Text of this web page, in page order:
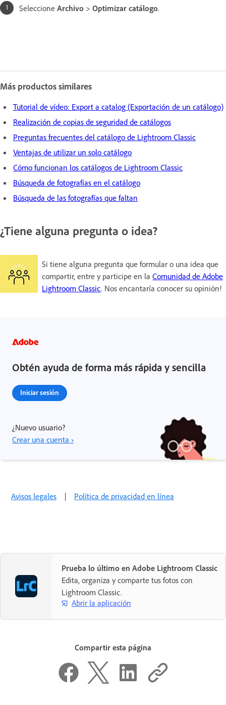
Seleccione Archivo > Optimizar catálogo.
Más productos similares
Tutorial de vídeo: Export a catalog (Exportación de un catálogo)
Realización de copias de seguridad de catálogos
Preguntas frecuentes del catálogo de Lightroom Classic
Ventajas de utilizar un solo catálogo
Cómo funcionan los catálogos de Lightroom Classic
Búsqueda de fotografías en el catálogo
Búsqueda de las fotografías que faltan
¿Tiene alguna pregunta o idea?
Si tiene alguna pregunta que formular o una idea que
compartir, entre y participe en la Comunidad de Adobe
Lightroom Classic. Nos encantaría conocer su opinión!
Obtén ayuda de forma más rápida y sencilla
Iniciar sesión
¿Nuevo usuario?
Crear una cuenta ›
Avisos legales | Política de privacidad en línea
Prueba lo último en Adobe Lightroom Classic
Edita, organiza y comparte tus fotos con
Lightroom Classic.
Abrir la aplicación
Compartir esta página